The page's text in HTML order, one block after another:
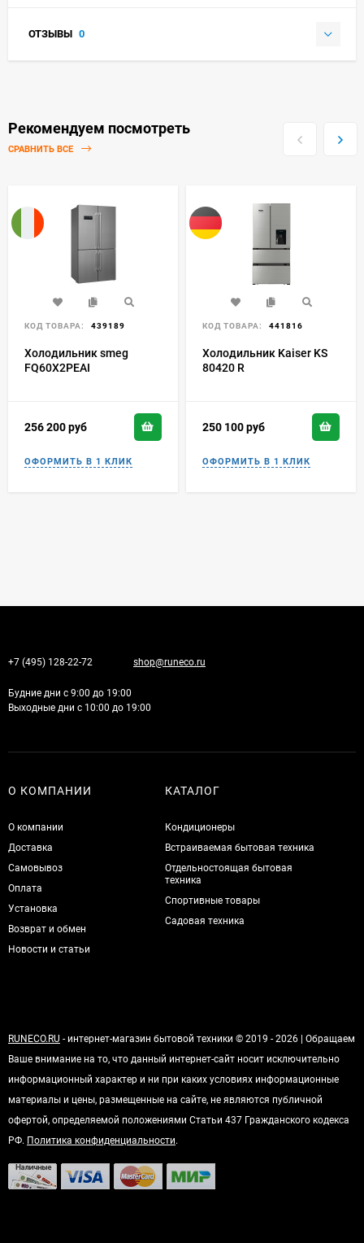
ОТЗЫВЫ 0
Рекомендуем посмотреть
СРАВНИТЬ ВСЕ
КОД ТОВАРА: 439189
Холодильник smeg
FQ60X2PEAI
256 200руб
КОД ТОВАРА: 441816
Холодильник Kaiser KS
80420 R
250 100руб
+7 (495) 128-22-72 shop@runeco.ru
Будние дни с 9:00 до 19:00
Выходные дни с 10:00 до 19:00
О КОМПАНИИ
О компании
Доставка
Самовывоз
Оплата
Установка
Возврат и обмен
Новости и статьи
КАТАЛОГ
Кондиционеры
Встраиваемая бытовая техника
Отдельностоящая бытовая
техника
Спортивные товары
Садовая техника
RUNECO.RU - интернет-магазин бытовой техники © 2019 - 2026 | Обращаем
Ваше внимание на то, что данный интернет-сайт носит исключительно
информационный характер и ни при каких условиях информационные
материалы и цены, размещенные на сайте, не являются публичной
офертой, определяемой положениями Статьи 437 Гражданского кодекса
РФ. Политика конфиденциальности.